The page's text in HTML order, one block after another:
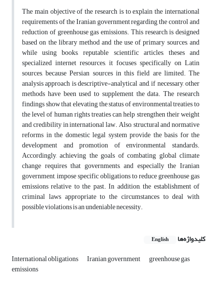
The main objective of the research is to explain the international
requirements of the Iranian government regarding the control and
reduction of greenhouse gas emissions. This research is designed
based on the library method and the use of primary sources, and
while using books, reputable scientific articles, theses and
specialized internet resources, it focuses specifically on Latin
sources, because Persian sources in this field are limited. The
analysis approach is descriptive-analytical and, if necessary, other
methods have been used to supplement the data. The research
findings show that elevating the status of environmental treaties to
the level of human rights treaties can help strengthen their weight
and credibility in international law. Also, structural and normative
reforms in the domestic legal system provide the basis for the
development and promotion of environmental standards.
Accordingly, achieving the goals of combating global climate
change requires that governments, and especially the Iranian
government, impose specific obligations to reduce greenhouse gas
emissions relative to the past. In addition, the establishment of
criminal laws appropriate to the circumstances to deal with
possible violations is an undeniable necessity.
کلیدواژه‌ها English
International obligations Iranian government greenhouse gas
emissions